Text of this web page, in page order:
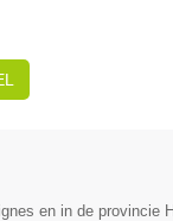
en in de provincie